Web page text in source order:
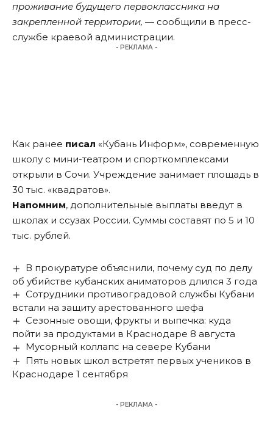
проживание будущего первоклассника на
закрепленной территории, ― сообщили в пресс-
службе краевой администрации.
- РЕКЛАМА -
Как ранее писал «Кубань Информ», современную
школу с мини-театром и спорткомплексами
открыли в Сочи. Учреждение занимает площадь в
30 тыс. «квадратов».
Напомним, дополнительные выплаты введут в
школах и ссузах России. Суммы составят по 5 и 10
тыс. рублей.
В прокуратуре объяснили, почему суд по делу
об убийстве кубанских аниматоров длился 3 года
Сотрудники противоградовой службы Кубани
встали на защиту арестованного шефа
Сезонные овощи, фрукты и выпечка: куда
пойти за продуктами в Краснодаре 8 августа
Мусорный коллапс на севере Кубани
Пять новых школ встретят первых учеников в
Краснодаре 1 сентября
- РЕКЛАМА -